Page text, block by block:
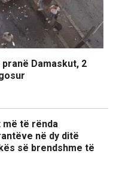
Damaskut, 2
më të rënda
në dy ditë
së brendshme të